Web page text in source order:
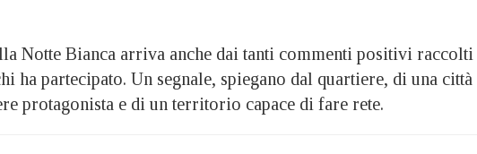
Notte Bianca arriva anche dai tanti commenti positivi raccolti
ha partecipato. Un segnale, spiegano dal quartiere, di una città
protagonista e di un territorio capace di fare rete.